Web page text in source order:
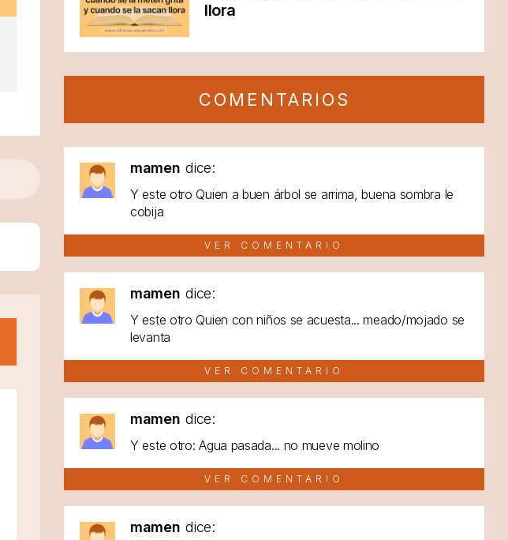
llora
COMENTARIOS
mamen dice:
Y este otro Quien a buen árbol se arrima, buena sombra le
cobija
VER COMENTARIO
mamen dice:
Y este otro Quien con niños se acuesta... meado/mojado se
levanta
VER COMENTARIO
mamen dice:
Y este otro: Agua pasada... no mueve molino
VER COMENTARIO
mamen dice: